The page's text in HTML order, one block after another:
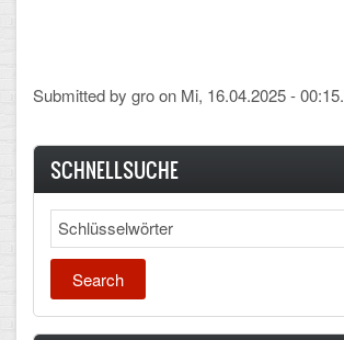
Submitted by groon Mi, 16.04.2025 - 00:15.
SCHNELLSUCHE
Search